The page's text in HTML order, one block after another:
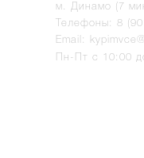
м. Динамо (7
Телефоны: 8
Email:
Пн-Пт с 10:00